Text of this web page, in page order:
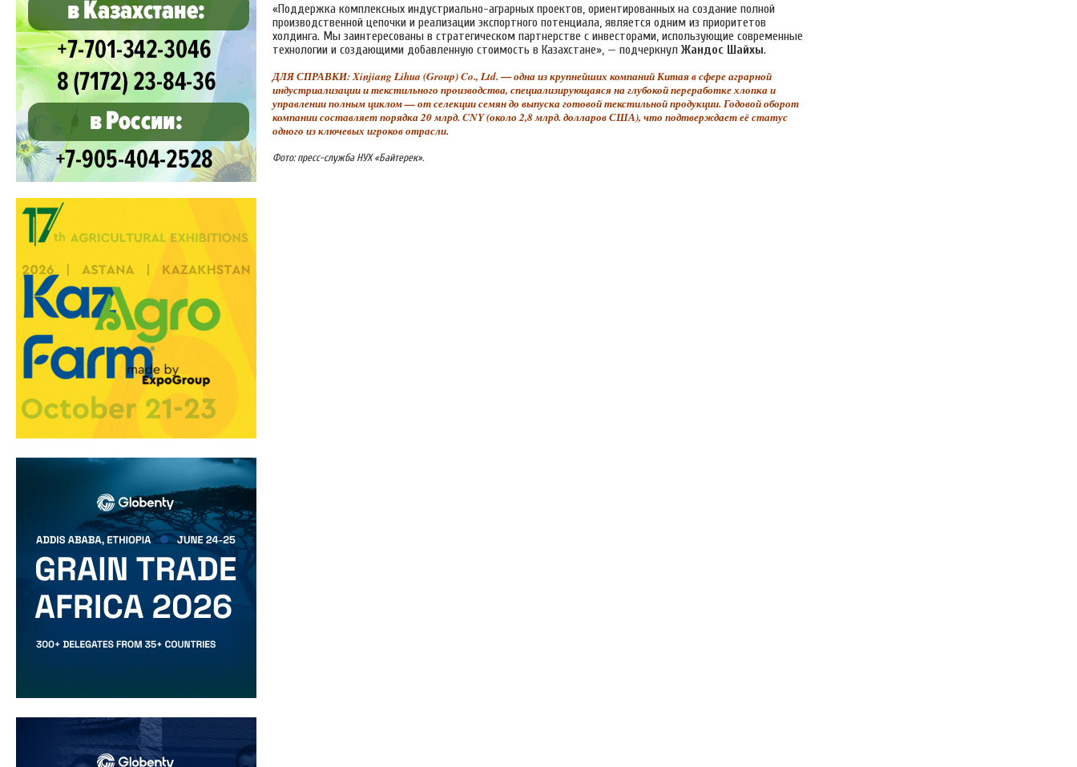
«Поддержка комплексных индустриально-аграрных проектов, ориентированных на создание полной
производственной цепочки и реализации экспортного потенциала, является одним из приоритетов
холдинга. Мы заинтересованы в стратегическом партнерстве с инвесторами, использующие современные
технологии и создающими добавленную стоимость в Казахстане», — подчеркнул Жандос Шайхы.
ДЛЯ СПРАВКИ: Xinjiang Lihua (Group) Co., Ltd. —одна из крупнейших компаний Китая в сфере аграрной
индустриализации и текстильного производства, специализирующаяся на глубокой переработке хлопка и
управлении полным циклом—от селекции семян до выпуска готовой текстильной продукции. Годовой оборот
компании составляет порядка 20 млрд. CNY (около 2,8 млрд. долларов США), что подтверждает её статус
одного из ключевых игроков отрасли.
Фото: пресс-служба НУХ «Байтерек».